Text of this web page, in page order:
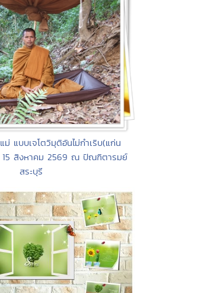
แบบเจโตวิมุติอันไม่กำเริบ(แก่น
สิงหาคม 2569 ณ ปัณฑิตารมย์
สระบุรี